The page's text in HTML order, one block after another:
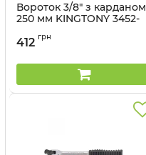
Вороток 3/8" з карданом
250 мм KINGTONY 3452-
Артикул:
412 грн